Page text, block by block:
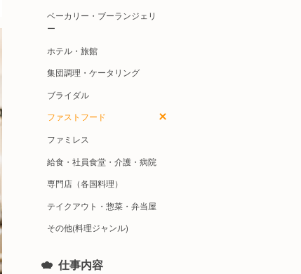
ベーカリー・ブーランジェリ
ー
ホテル・旅館
集団調理・ケータリング
ブライダル
ファストフード
ファミレス
給食・社員食堂・介護・病院
専門店（各国料理）
テイクアウト・惣菜・弁当屋
その他(料理ジャンル)
仕事内容